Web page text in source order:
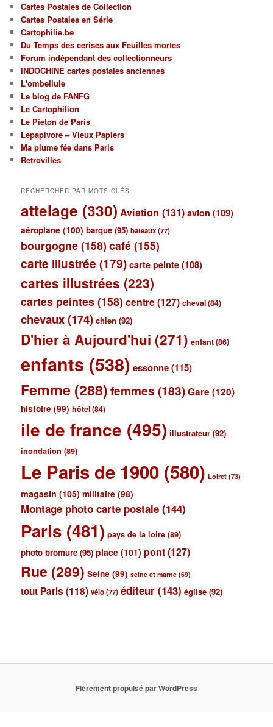
Cartes Postales de Collection
Cartes Postales en Série
Cartophilie.be
Du Temps des cerises aux Feuilles mortes
Forum indépendant des collectionneurs
INDOCHINE cartes postales anciennes
L'ombellule
Le blog de FANFG
Le Cartophilion
Le Pieton de Paris
Lepapivore – Vieux Papiers
Ma plume fée dans Paris
Retrovilles
RECHERCHER PAR MOTS CLÉS
attelage (330) Aviation (131) avion (109)
aéroplane (100) barque (95) bateaux(77)
bourgogne (158) café (155)
carte illustrée (179) carte peinte (108)
cartes illustrées (223)
cartes peintes (158) centre(127) cheval(84)
chevaux(174) chien (92)
D'hier à Aujourd'hui (271) enfant(86)
enfants (538) essonne(115)
Femme (288)femmes (183)Gare (120)
histoire (99) hôtel(84)
ile de france (495) illustrateur (92)
inondation (89)
Le Paris de 1900 (580) Loiret (73)
magasin (105) militaire (98)
Montage photo carte postale (144)
Paris (481) pays de la loire (89)
photo bromure (95) place (101) pont(127)
Rue (289) Seine (99) seine et marne (69)
tout Paris (118) vélo(77) éditeur (143) église (92)
Fièrement propulsé par WordPress